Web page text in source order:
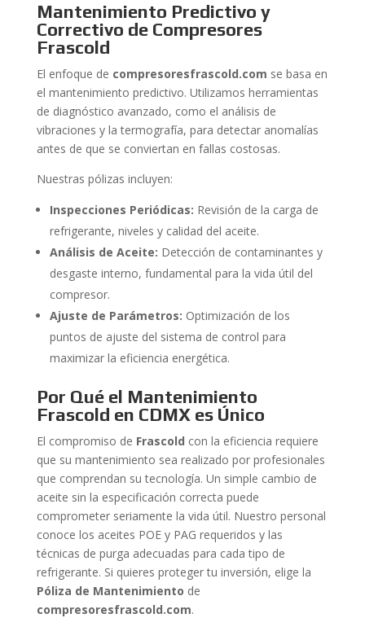
Mantenimiento Predictivo y
Correctivo de Compresores
Frascold
El enfoque de compresoresfrascold.com se basa en
el mantenimiento predictivo. Utilizamos herramientas
de diagnóstico avanzado, como el análisis de
vibraciones y la termografía, para detectar anomalías
antes de que se conviertan en fallas costosas.
Nuestras pólizas incluyen:
Inspecciones Periódicas: Revisión de la carga de
refrigerante, niveles y calidad del aceite.
Análisis de Aceite: Detección de contaminantes y
desgaste interno, fundamental para la vida útil del
compresor.
Ajuste de Parámetros: Optimización de los
puntos de ajuste del sistema de control para
maximizar la eficiencia energética.
Por Qué el Mantenimiento
Frascold en CDMX es Único
El compromiso de Frascold con la eficiencia requiere
que su mantenimiento sea realizado por profesionales
que comprendan su tecnología. Un simple cambio de
aceite sin la especificación correcta puede
comprometer seriamente la vida útil. Nuestro personal
conoce los aceites POE y PAG requeridos y las
técnicas de purga adecuadas para cada tipo de
refrigerante. Si quieres proteger tu inversión, elige la
Póliza de Mantenimiento de
compresoresfrascold.com.